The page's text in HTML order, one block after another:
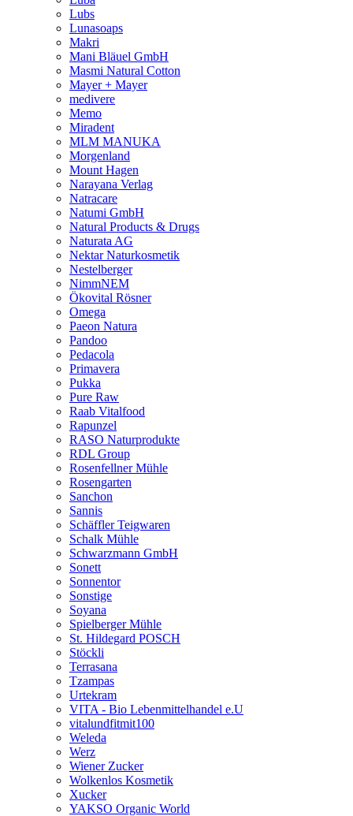
Lubs
Lunasoaps
Makri
Mani Bläuel GmbH
Masmi Natural Cotton
Mayer + Mayer
medivere
Memo
Miradent
MLM MANUKA
Morgenland
Mount Hagen
Narayana Verlag
Natracare
Natumi GmbH
Natural Products & Drugs
Naturata AG
Nektar Naturkosmetik
Nestelberger
NimmNEM
Ökovital Rösner
Omega
Paeon Natura
Pandoo
Pedacola
Primavera
Pukka
Pure Raw
Raab Vitalfood
Rapunzel
RASO Naturprodukte
RDL Group
Rosenfellner Mühle
Rosengarten
Sanchon
Sannis
Schäffler Teigwaren
Schalk Mühle
Schwarzmann GmbH
Sonett
Sonnentor
Sonstige
Soyana
Spielberger Mühle
St. Hildegard POSCH
Stöckli
Terrasana
Tzampas
Urtekram
VITA - Bio Lebenmittelhandel e.U
vitalundfitmit100
Weleda
Werz
Wiener Zucker
Wolkenlos Kosmetik
Xucker
YAKSO Organic World